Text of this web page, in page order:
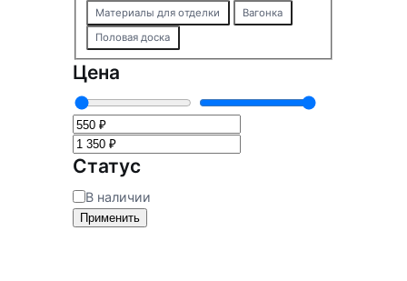
а
т
е
г
о
р
и
я
Материалы для отделки
Вагонка
Половая доска
Цена
Статус
С
т
В наличии
Применить